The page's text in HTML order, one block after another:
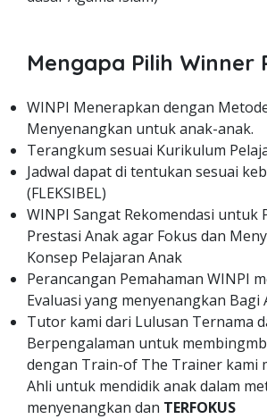
Mengapa Pilih Winner
WINPI Menerapkan dengan
Menyenangkan untuk anak-anak.
Terangkum sesuai Kurikulum
Jadwal dapat di tentukan sesuai
(FLEKSIBEL)
WINPI Sangat Rekomendasi untuk
Prestasi Anak agar Fokus dan
Konsep Pelajaran Anak
Perancangan Pemahaman WINPI
Evaluasi yang menyenangkan Bagi
Tutor kami dari Lulusan Ternama
Berpengalaman untuk
dengan Train-of The Trainer kami
Ahli untuk mendidik anak dalam
menyenangkan dan TERFOKUS